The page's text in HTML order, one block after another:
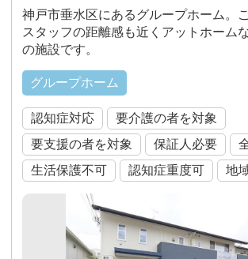
神戸市垂水区にあるグループホーム。
スタッフの距離感も近くアットホーム
の施設です。
グループホーム
認知症対応
要介護の者を対象
要支援の者を対象
保証人必要
生活保護不可
認知症重度可 地